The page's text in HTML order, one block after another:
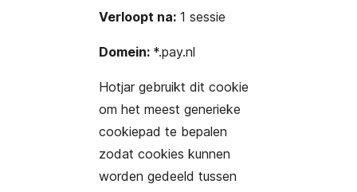
Verloopt na: 1 sessie
Domein: *.pay.nl
Hotjar gebruikt dit cookie
om het meest generieke
cookiepad te bepalen
zodat cookies kunnen
worden gedeeld tussen